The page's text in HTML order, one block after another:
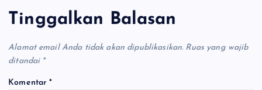
Tinggalkan Balasan
Alamat email Anda tidak akan dipublikasikan. Ruas yang wajib
ditandai *
Komentar*